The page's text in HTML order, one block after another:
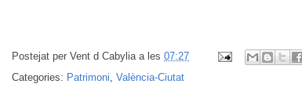
Postejat per Vent d Cabylia a les 07:27
Categories: Patrimoni, València-Ciutat